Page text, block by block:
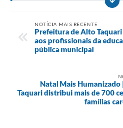
NOTÍCIA MAIS RECENTE
Prefeitura de Alto
aos profissionais da
pública municipal
Natal Mais
Taquari distribui mais de 700
famílias